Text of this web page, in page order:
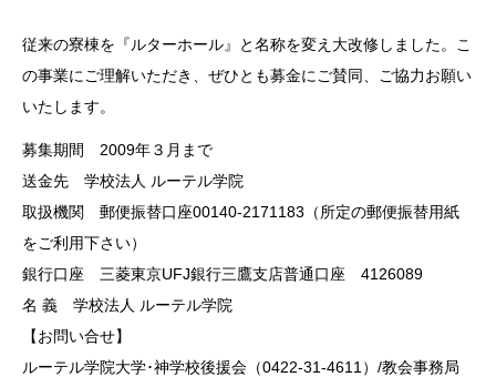
従来の寮棟を『ルターホール』と名称を変え大改修しました。こ
の事業にご理解いただき、ぜひとも募金にご賛同、ご協力お願い
いたします。
募集期間 2009年３月まで
送金先 学校法人 ルーテル学院
取扱機関 郵便振替口座00140-2171183（所定の郵便振替用紙
をご利用下さい）
銀行口座 三菱東京UFJ銀行三鷹支店普通口座 4126089
名 義 学校法人 ルーテル学院
【お問い合せ】
ルーテル学院大学･神学校後援会（0422-31-4611）/教会事務局